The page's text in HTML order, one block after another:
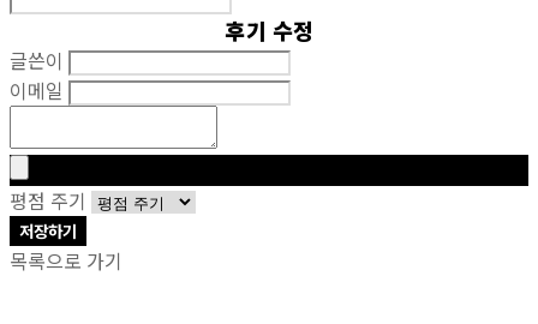
후기 수정
글쓴이
이메일
평점 주기
저장하기
목록으로 가기